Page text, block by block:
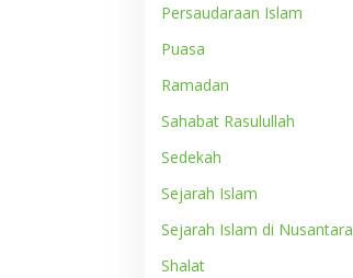
Persaudaraan Islam
Puasa
Ramadan
Sahabat Rasulullah
Sedekah
Sejarah Islam
Sejarah Islam di Nusantara
Shalat